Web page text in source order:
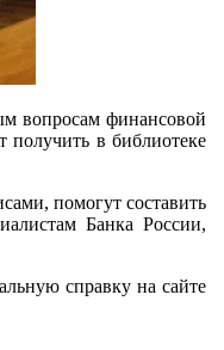
вопросам финансовой
получить в библиотеке
помогут составить
Банка России,
справку на сайте